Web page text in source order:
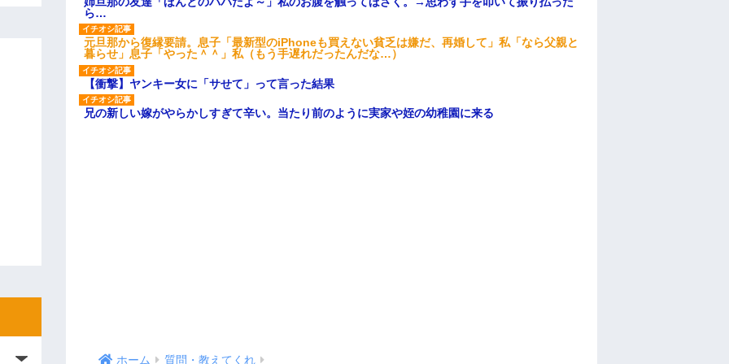
ら…
元旦那から復縁要請。息子「最新型のiPhoneも買えない貧乏は嫌だ、再婚して」私「なら父親と
暮らせ」息子「やった＾＾」私（もう手遅れだったんだな…）
【衝撃】ヤンキー女に「サせて」って言った結果
兄の新しい嫁がやらかしすぎて辛い。当たり前のように実家や姪の幼稚園に来る
ホーム 質問・教えてくれ